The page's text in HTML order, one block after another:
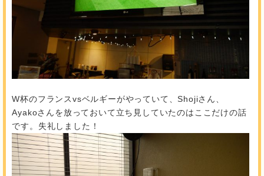
W杯のフランスvsベルギーがやっていて、Shojiさん、
Ayakoさんを放っておいて立ち見していたのはここだけの話
です。失礼しました！